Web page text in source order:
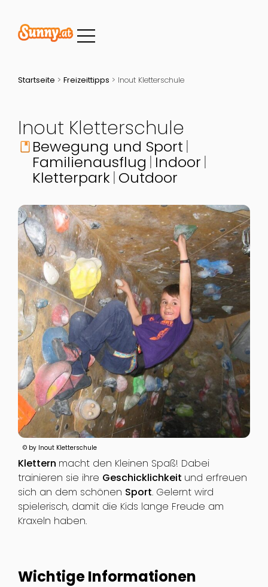
Startseite > Freizeittipps > Inout Kletterschule
Inout Kletterschule
book Bewegung und Sport
Familienausflug Indoor
Kletterpark Outdoor
© by Inout Kletterschule
Klettern macht den Kleinen Spaß! Dabei
trainieren sie ihre Geschicklichkeit und erfreuen
sich an dem schönen Sport. Gelernt wird
spielerisch, damit die Kids lange Freude am
Kraxeln haben.
Wichtige Informationen